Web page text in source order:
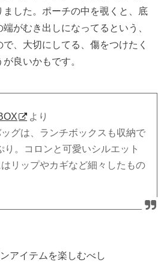
した。ポーチの中を覗くと、底
がむき出しになってるという、
、大切にしてる、傷をつけたく
良いかもです。
より
グは、ランチボックスも収納で
り。コロンと可愛いシルエット
リップやカギなど細々したもの
アイテムを楽しむべし